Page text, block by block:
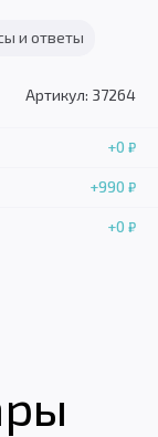
и ответы
Артикул: 37264
+0 ₽
+990 ₽
+0 ₽